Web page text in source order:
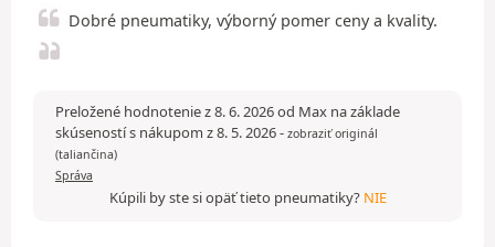
Dobré pneumatiky, výborný pomer ceny a kvality.
Preložené hodnotenie z 8. 6. 2026 od Max na základe
skúseností s nákupom z 8. 5. 2026- zobraziť originál
(taliančina)
Správa
Kúpili by ste si opäť tieto pneumatiky? NIE